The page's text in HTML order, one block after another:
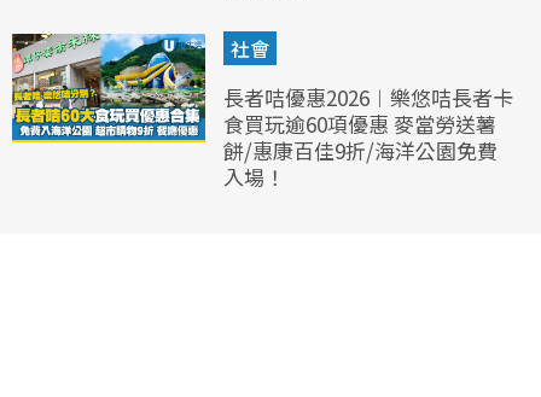
社會
長者咭優惠2026︱樂悠咭長者卡
食買玩逾60項優惠 麥當勞送薯
餅/惠康百佳9折/海洋公園免費
入場！